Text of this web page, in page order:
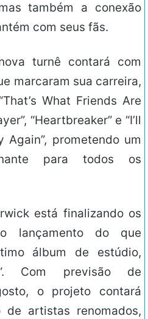
também a conexão
com seus fãs.
turnê contará com
marcaram sua carreira,
What Friends Are
“Heartbreaker” e “I’ll
Again”, prometendo um
para todos os
está finalizando os
lançamento do que
álbum de estúdio,
Com previsão de
o projeto contará
artistas renomados,